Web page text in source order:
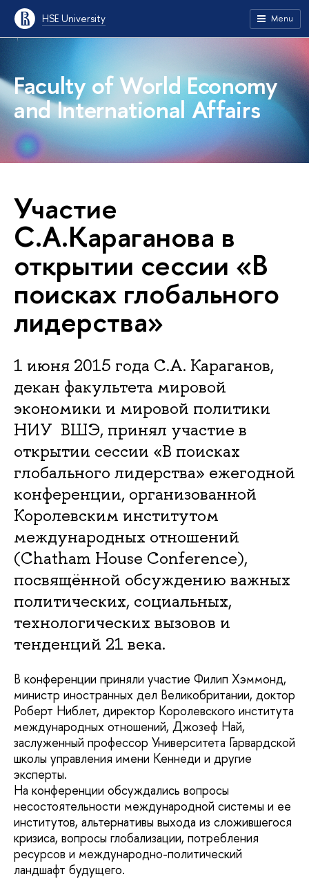
HSE University Menu
Faculty of World Economy
and International Affairs
Участие
С.А.Караганова в
открытии сессии «В
поисках глобального
лидерства»
1 июня 2015 года С.А. Караганов,
декан факультета мировой
экономики и мировой политики
НИУ ВШЭ, принял участие в
открытии сессии «В поисках
глобального лидерства» ежегодной
конференции, организованной
Королевским институтом
международных отношений
(Chatham House Conference),
посвящённой обсуждению важных
политических, социальных,
технологических вызовов и
тенденций 21 века.
В конференции приняли участие Филип Хэммонд,
министр иностранных дел Великобритании, доктор
Роберт Ниблет, директор Королевского института
международных отношений, Джозеф Най,
заслуженный профессор Университета Гарвардской
школы управления имени Кеннеди и другие
эксперты.
На конференции обсуждались вопросы
несостоятельности международной системы и ее
институтов, альтернативы выхода из сложившегося
кризиса, вопросы глобализации, потребления
ресурсов и международно-политический
ландшафт будущего.